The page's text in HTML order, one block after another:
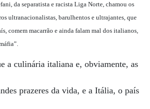
da separatista e racista Liga Norte, chamou os
ultranacionalistas, barulhentos e ultrajantes, que
comem macarrão e ainda falam mal dos italianos,
a culinária italiana e, obviamente, as
prazeres da vida, e a Itália, o país